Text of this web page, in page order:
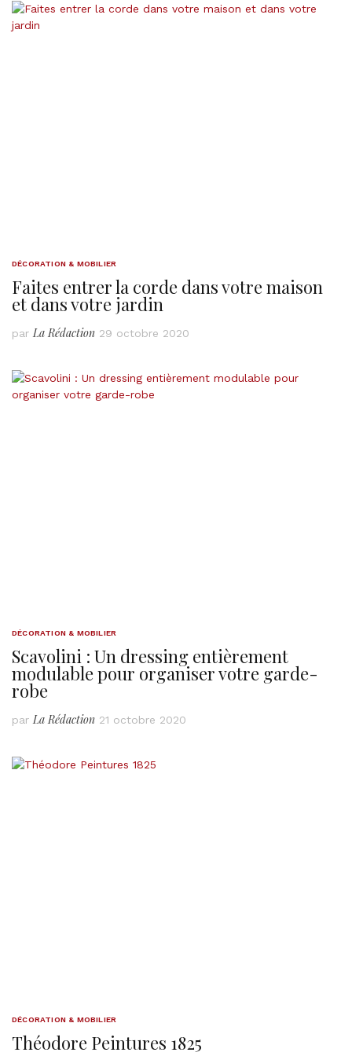
DÉCORATION & MOBILIER
Faites entrer la corde dans votre maison
et dans votre jardin
parLa Rédaction 29 octobre 2020
DÉCORATION & MOBILIER
Scavolini : Un dressing entièrement
modulable pour organiser votre garde-
robe
par La Rédaction 21 octobre 2020
DÉCORATION & MOBILIER
Théodore Peintures 1825